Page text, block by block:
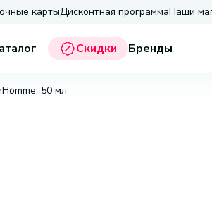
картыДисконтная программаНаши
Скидки Бренды
Homme, 50 мл